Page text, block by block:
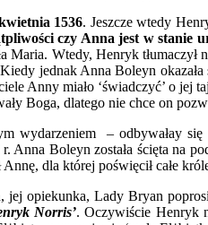
1536. Jeszcze wtedy
czy Anna jest w stanie
Maria. Wtedy, Henryk
jednak Anna Boleyn
Anny miało ‘świadczyć’ o jej
Boga, dlatego nie chce on
wydarzeniem – odbywałay
Anna Boleyn została ścięta na
dla której poświęcił całe
jej opiekunka, Lady Bryan
Norris’. Oczywiście Henryk